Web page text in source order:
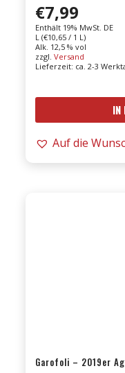
€7,99
Enthält 19% MwSt. DE
L (€10,65/ 1 L)
Alk. 12,5 % vol
zzgl. Versand
Lieferzeit: ca. 2-3
IN
Auf die
Garofoli – 2019er